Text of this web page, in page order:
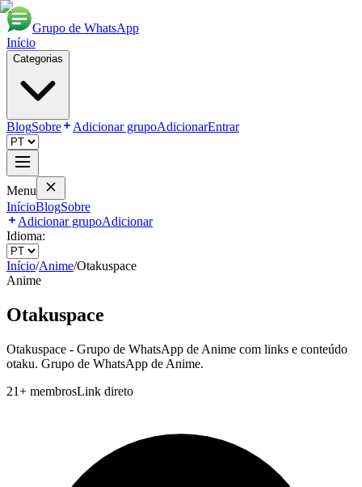
Grupo de WhatsApp
Início
Categorias
BlogSobre Adicionar grupoAdicionarEntrar
Menu
InícioBlogSobre
Adicionar grupoAdicionar
Idioma:
Início/Anime/Otakuspace
Anime
Otakuspace
Otakuspace - Grupo de WhatsApp de Anime com links e conteúdo
otaku. Grupo de WhatsApp de Anime.
21+ membrosLink direto